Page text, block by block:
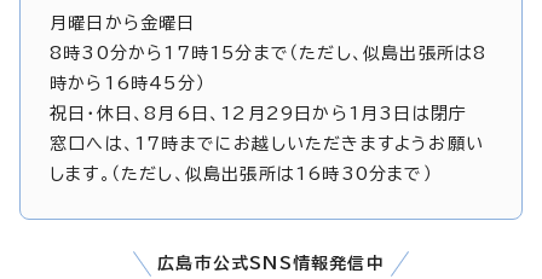
月曜日から金曜日
8時30分から17時15分まで（ただし、似島出張所は8
時から16時45分）
祝日・休日、8月6日、12月29日から1月3日は閉庁
窓口へは、17時までにお越しいただきますようお願い
します。（ただし、似島出張所は16時30分まで）
広島市公式SNS情報発信中